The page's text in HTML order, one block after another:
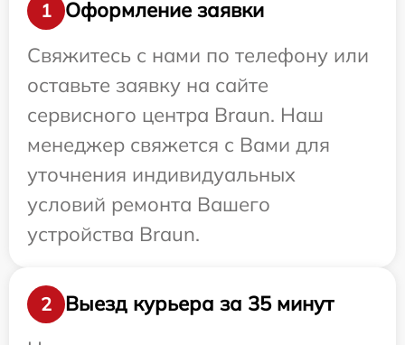
1
Оформление заявки
Свяжитесь с нами по телефону или
оставьте заявку на сайте
сервисного центра Braun. Наш
менеджер свяжется с Вами для
уточнения индивидуальных
условий ремонта Вашего
устройства Braun.
2
Выезд курьера за 35 минут